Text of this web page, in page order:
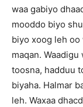
waa gabiyo
mooddo biyo
biyo xoog leh oo
maqan.
toosna, hadduu
biyaha. Halmar
leh. Waxaa